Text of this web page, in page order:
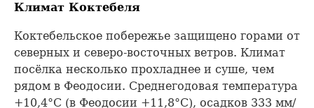
Климат Коктебеля
Коктебельское побережье защищено горами от
северных и северо-восточных ветров. Климат
посёлка несколько прохладнее и суше, чем
рядом в Феодосии. Среднегодовая температура
+10,4°С (в Феодосии +11,8°С), осадков 333 мм/